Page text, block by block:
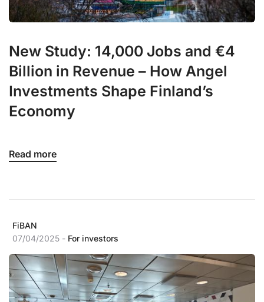
New Study: 14,000 Jobs and €4
Billion in Revenue – How Angel
Investments Shape Finland’s
Economy
Read more
FiBAN
07/04/2025 - For investors